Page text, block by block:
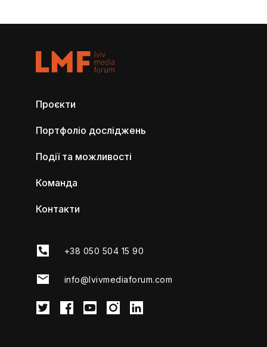
Проєкти
Портфоліо досліджень
Події та можливості
Команда
Контакти
+38 050 504 15 90
info@lvivmediaforum.com